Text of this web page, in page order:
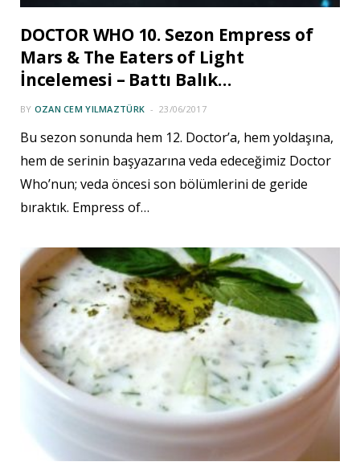
DOCTOR WHO 10. Sezon Empress of
Mars & The Eaters of Light
İncelemesi – Battı Balık…
BY OZAN CEM YILMAZTÜRK 23/06/2017
Bu sezon sonunda hem 12. Doctor’a, hem yoldaşına,
hem de serinin başyazarına veda edeceğimiz Doctor
Who’nun; veda öncesi son bölümlerini de geride
bıraktık. Empress of…